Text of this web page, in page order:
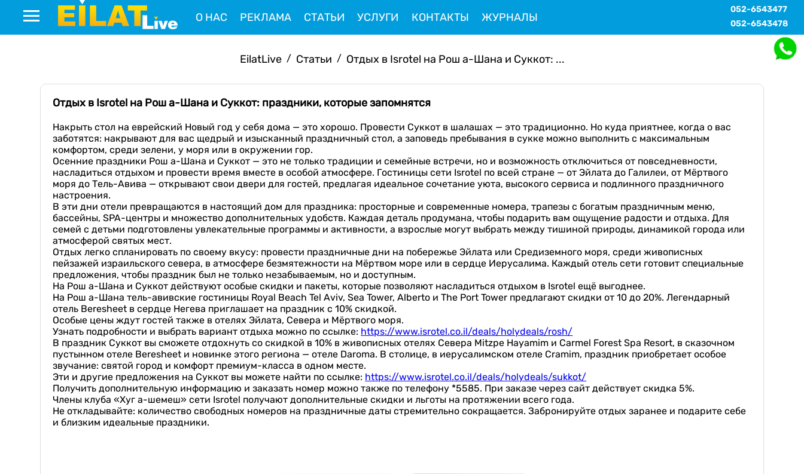
О НАС РЕКЛАМА СТАТЬИ УСЛУГИ КОНТАКТЫ ЖУРНАЛЫ
052-6543477
052-6543478
EilatLive / Статьи / Отдых в Isrotel на Рош а-Шана и Суккот: ...
Отдых в Isrotel на Рош а-Шана и Суккот: праздники, которые запомнятся
Накрыть стол на еврейский Новый год у себя дома — это хорошо. Провести Суккот в шалашах — это традиционно. Но куда приятнее, когда о вас
заботятся: накрывают для вас щедрый и изысканный праздничный стол, а заповедь пребывания в сукке можно выполнить с максимальным
комфортом, среди зелени, у моря или в окружении гор.
Осенние праздники Рош а-Шана и Суккот — это не только традиции и семейные встречи, но и возможность отключиться от повседневности,
насладиться отдыхом и провести время вместе в особой атмосфере. Гостиницы сети Isrotel по всей стране — от Эйлата до Галилеи, от Мёртвого
моря до Тель-Авива — открывают свои двери для гостей, предлагая идеальное сочетание уюта, высокого сервиса и подлинного праздничного
настроения.
В эти дни отели превращаются в настоящий дом для праздника: просторные и современные номера, трапезы с богатым праздничным меню,
бассейны, SPA-центры и множество дополнительных удобств. Каждая деталь продумана, чтобы подарить вам ощущение радости и отдыха. Для
семей с детьми подготовлены увлекательные программы и активности, а взрослые могут выбрать между тишиной природы, динамикой города или
атмосферой святых мест.
Отдых легко спланировать по своему вкусу: провести праздничные дни на побережье Эйлата или Средиземного моря, среди живописных
пейзажей израильского севера, в атмосфере безмятежности на Мёртвом море или в сердце Иерусалима. Каждый отель сети готовит специальные
предложения, чтобы праздник был не только незабываемым, но и доступным.
На Рош а-Шана и Суккот действуют особые скидки и пакеты, которые позволяют насладиться отдыхом в Isrotel ещё выгоднее.
На Рош а-Шана тель-авивские гостиницы Royal Beach Tel Aviv, Sea Tower, Alberto и The Port Tower предлагают скидки от 10 до 20%. Легендарный
отель Beresheet в сердце Негева приглашает на праздник с 10% скидкой.
Особые цены ждут гостей также в отелях Эйлата, Севера и Мёртвого моря.
Узнать подробности и выбрать вариант отдыха можно по ссылке: https://www.isrotel.co.il/deals/holydeals/rosh/
В праздник Суккот вы сможете отдохнуть со скидкой в 10% в живописных отелях Севера Mitzpe Hayamim и Carmel Forest Spa Resort, в сказочном
пустынном отеле Beresheet и новинке этого региона — отеле Daroma. В столице, в иерусалимском отеле Cramim, праздник приобретает особое
звучание: святой город и комфорт премиум-класса в одном месте.
Эти и другие предложения на Суккот вы можете найти по ссылке: https://www.isrotel.co.il/deals/holydeals/sukkot/
Получить дополнительную информацию и заказать номер можно также по телефону *5585. При заказе через сайт действует скидка 5%.
Члены клуба «Хуг а-шемеш» сети Isrotel получают дополнительные скидки и льготы на протяжении всего года.
Не откладывайте: количество свободных номеров на праздничные даты стремительно сокращается. Забронируйте отдых заранее и подарите себе
и близким идеальные праздники.